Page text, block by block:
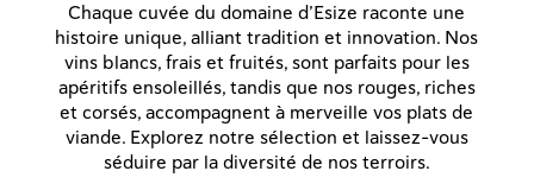
Chaque cuvée du domaine d’Esize raconte une
histoire unique, alliant tradition et innovation. Nos
vins blancs, frais et fruités, sont parfaits pour les
apéritifs ensoleillés, tandis que nos rouges, riches
et corsés, accompagnent à merveille vos plats de
viande. Explorez notre sélection et laissez-vous
séduire par la diversité de nos terroirs.